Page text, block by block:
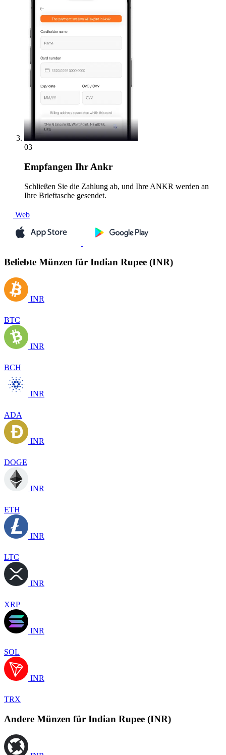
03
Empfangen Ihr Ankr
Schließen Sie die Zahlung ab, und Ihre ANKR werden an
Ihre Brieftasche gesendet.
Web
Beliebte Münzen für Indian Rupee (INR)
INR
BTC
INR
BCH
INR
ADA
INR
DOGE
INR
ETH
INR
LTC
INR
XRP
INR
SOL
INR
TRX
Andere Münzen für Indian Rupee (INR)